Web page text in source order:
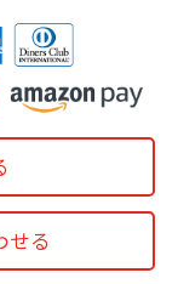
せる